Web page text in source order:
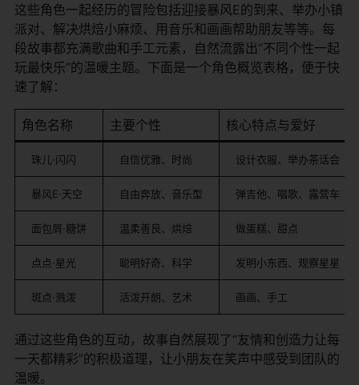
这些角色一起经历的冒险包括迎接暴风E的到来、举办小镇
派对、解决烘焙小麻烦、用音乐和画画帮助朋友等等。每
段故事都充满歌曲和手工元素，自然流露出“不同个性一起
玩最快乐”的温暖主题。下面是一个角色概览表格，便于快
速了解：
角色名称 主要个性 核心特点与爱好
珠儿·闪闪 自信优雅、时尚 设计衣服、举办茶话会
暴风E·天空 自由奔放、音乐型 弹吉他、唱歌、露营车
面包屑·糖饼 温柔善良、烘焙 做蛋糕、甜点
点点·星光 聪明好奇、科学 发明小东西、观察星星
斑点·溅泼 活泼开朗、艺术 画画、手工
通过这些角色的互动，故事自然展现了“友情和创造力让每
一天都精彩”的积极道理，让小朋友在笑声中感受到团队的
温暖。